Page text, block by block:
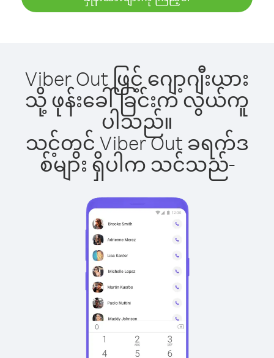
Viber Out ဖြင့် ဂျော့ဂျီးယား
သို့ ဖုန်းခေါ်ခြင်းက လွယ်ကူ
ပါသည်။
သင့်တွင် Viber Out ခရက်ဒ
စ်များ ရှိပါက သင်သည်-